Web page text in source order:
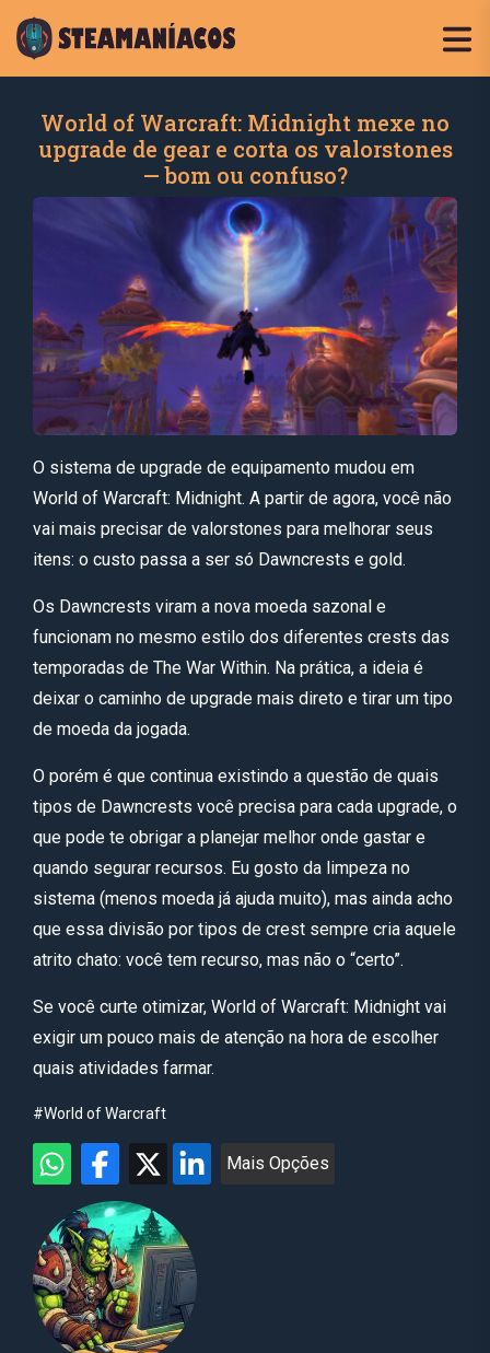
World of Warcraft: Midnight mexe no
upgrade de gear e corta os valorstones
— bom ou confuso?
O sistema de upgrade de equipamento mudou em
World of Warcraft: Midnight. A partir de agora, você não
vai mais precisar de valorstones para melhorar seus
itens: o custo passa a ser só Dawncrests e gold.
Os Dawncrests viram a nova moeda sazonal e
funcionam no mesmo estilo dos diferentes crests das
temporadas de The War Within. Na prática, a ideia é
deixar o caminho de upgrade mais direto e tirar um tipo
de moeda da jogada.
O porém é que continua existindo a questão de quais
tipos de Dawncrests você precisa para cada upgrade, o
que pode te obrigar a planejar melhor onde gastar e
quando segurar recursos. Eu gosto da limpeza no
sistema (menos moeda já ajuda muito), mas ainda acho
que essa divisão por tipos de crest sempre cria aquele
atrito chato: você tem recurso, mas não o “certo”.
Se você curte otimizar, World of Warcraft: Midnight vai
exigir um pouco mais de atenção na hora de escolher
quais atividades farmar.
#World of Warcraft
Mais Opções